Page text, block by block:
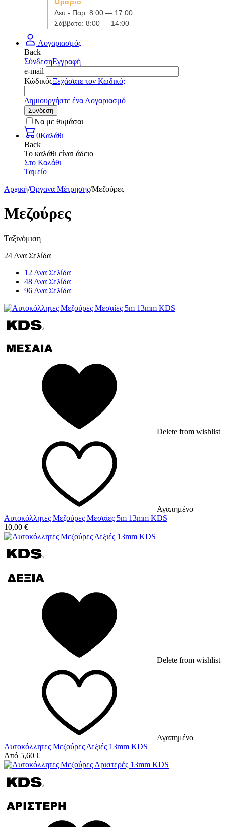
Δευ - Παρ: 8:00 — 17:00
Σάββατο: 8:00 — 14:00
Λογαριασμός
Back
ΣύνδεσηΕγγραφή
e-mail
ΚώδικόςΞεχάσατε τον Κωδικό;
Δημιουργήστε ένα Λογαριασμό
Σύνδεση
Να με θυμάσαι
0Καλάθι
Back
Το καλάθι είναι άδειο
Στο Καλάθι
Ταμείο
Αρχική/Όργανα Μέτρησης/Μεζούρες
Μεζούρες
Ταξινόμιση
24 Ανα Σελίδα
12 Ανα Σελίδα
48 Ανα Σελίδα
96 Ανα Σελίδα
Delete from wishlist
Αγαπημένο
Αυτοκόλλητες Μεζούρες Μεσαίες 5m 13mm KDS
10,00 €
Delete from wishlist
Αγαπημένο
Αυτοκόλλητες Μεζούρες Δεξιές 13mm KDS
Από 5,60 €